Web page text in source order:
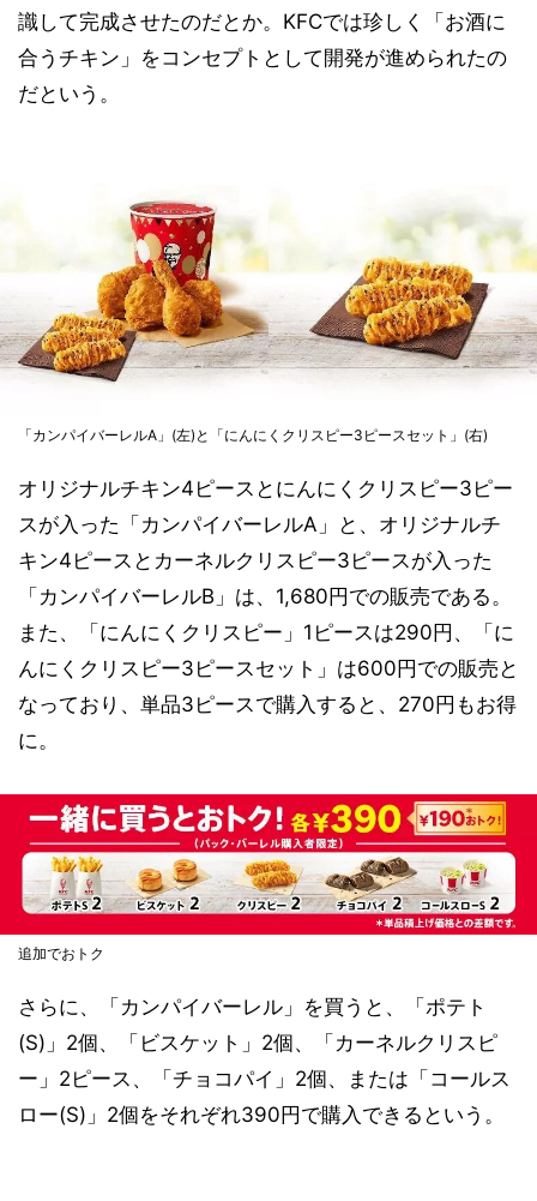
識して完成させたのだとか。KFCでは珍しく「お酒に
合うチキン」をコンセプトとして開発が進められたの
だという。
「カンパイバーレルA」(左)と「にんにくクリスピー3ピースセット」(右)
オリジナルチキン4ピースとにんにくクリスピー3ピー
スが入った「カンパイバーレルA」と、オリジナルチ
キン4ピースとカーネルクリスピー3ピースが入った
「カンパイバーレルB」は、1,680円での販売である。
また、「にんにくクリスピー」1ピースは290円、「に
んにくクリスピー3ピースセット」は600円での販売と
なっており、単品3ピースで購入すると、270円もお得
に。
追加でおトク
さらに、「カンパイバーレル」を買うと、「ポテト
(S)」2個、「ビスケット」2個、「カーネルクリスピ
ー」2ピース、「チョコパイ」2個、または「コールス
ロー(S)」2個をそれぞれ390円で購入できるという。